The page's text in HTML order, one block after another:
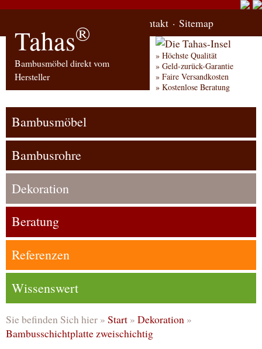
Kontakt Sitemap
Tahas®
Bambusmöbel direkt vom
Hersteller
Höchste Qualität
Geld-zurück-Garantie
Faire Versandkosten
Kostenlose Beratung
Bambusmöbel
Bambusrohre
Dekoration
Beratung
Referenzen
Wissenswert
Sie befinden Sich hier » Start » Dekoration »
Bambusschichtplatte zweischichtig